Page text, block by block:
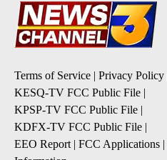
Terms of Service | Privacy Policy
KESQ-TV FCC Public File |
KPSP-TV FCC Public File |
KDFX-TV FCC Public File |
EEO Report | FCC Applications |